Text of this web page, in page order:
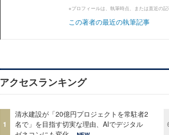
※プロフィールは、執筆時点、または直近の
この著者の最近の執筆記事
アクセスランキング
1
清水建設が「20億円プロジェクトを常駐者2
名で」を目指す切実な理由、AIでデジタル